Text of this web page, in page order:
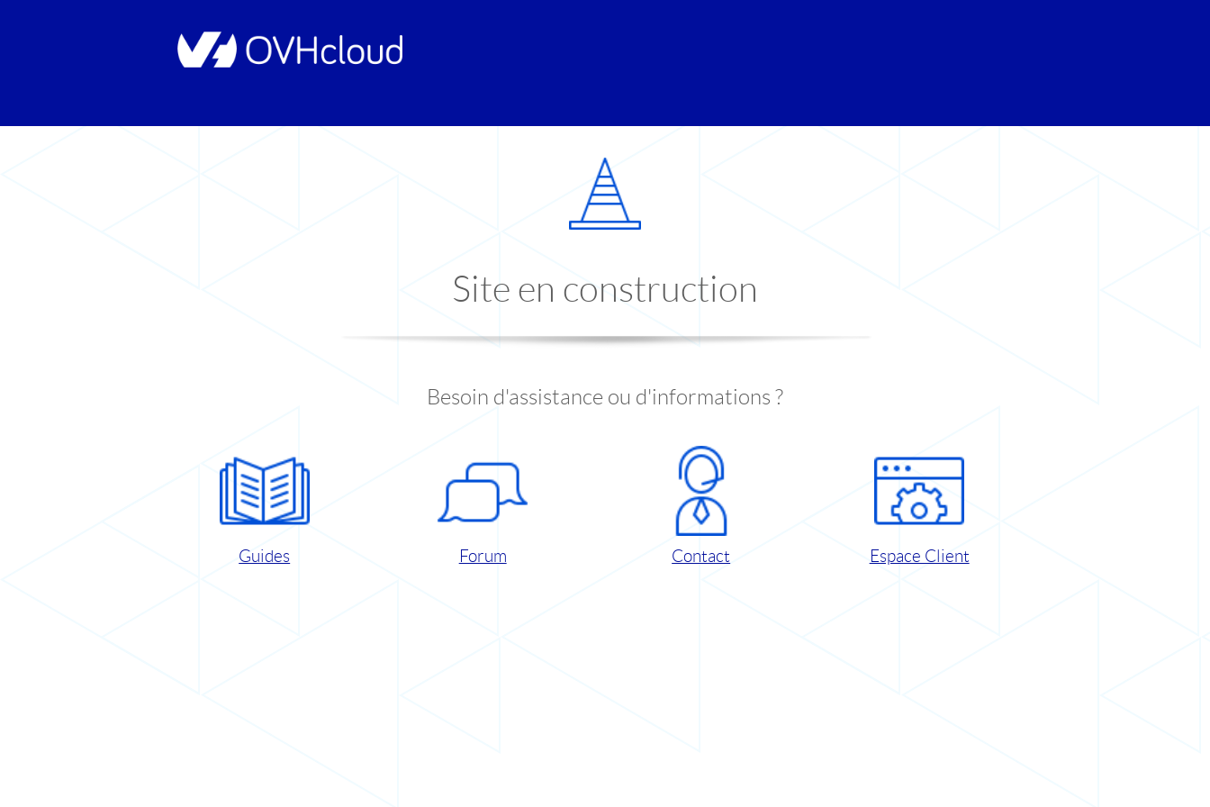
Site en construction
Besoin d'assistance ou d'informations ?
Guides Forum Contact Espace Client